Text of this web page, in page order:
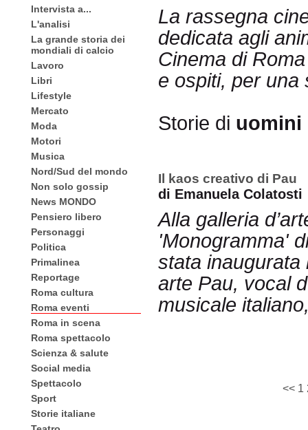
Intervista a...
L'analisi
La grande storia dei
mondiali di calcio
Lavoro
Libri
Lifestyle
Mercato
Moda
Motori
Musica
Nord/Sud del mondo
Non solo gossip
News MONDO
Pensiero libero
Personaggi
Politica
Primalinea
Reportage
Roma cultura
Roma eventi
Roma in scena
Roma spettacolo
Scienza & salute
Social media
Spettacolo
Sport
Storie italiane
La rassegna
dedicata agli
Cinema di
e ospiti, per una
Storie di uomini
Il kaos creativo di Pau
di Emanuela Colatosti
Alla galleria
'Monogramma'
stata inaugurata
arte Pau, vocal
musicale
<< 1